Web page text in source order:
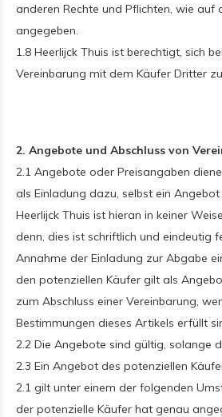
anderen Rechte und Pflichten, wie auf
angegeben.
1.8 Heerlijck Thuis ist berechtigt, sich
Vereinbarung mit dem Käufer Dritter
2. Angebote und Abschluss von
2.1 Angebote oder Preisangaben
als Einladung dazu, selbst ein
Heerlijck Thuis ist hieran in keiner
denn, dies ist schriftlich und eindeutig
Annahme der Einladung zur Abgabe
den potenziellen Käufer gilt als
zum Abschluss einer Vereinbarung,
Bestimmungen dieses Artikels erfüllt
2.2 Die Angebote sind gültig, solange
2.3 Ein Angebot des potenziellen
2.1 gilt unter einem der folgenden
der potenzielle Käufer hat genau